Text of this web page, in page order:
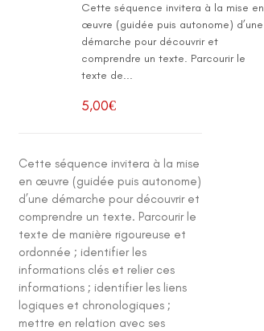
Cette séquence invitera à la mise en
œuvre (guidée puis autonome) d’une
démarche pour découvrir et
comprendre un texte. Parcourir le
texte de...
5,00€
Cette séquence invitera à la mise
en œuvre (guidée puis autonome)
d’une démarche pour découvrir et
comprendre un texte. Parcourir le
texte de manière rigoureuse et
ordonnée ; identifier les
informations clés et relier ces
informations ; identifier les liens
logiques et chronologiques ;
mettre en relation avec ses